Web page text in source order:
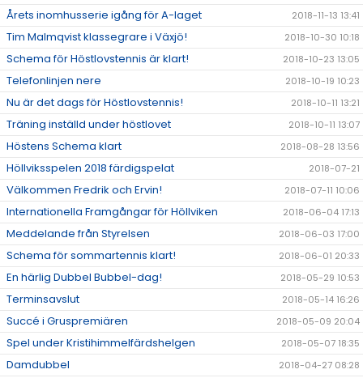
Årets inomhusserie igång för A-laget 2018-11-13 13:41
Tim Malmqvist klassegrare i Växjö! 2018-10-30 10:18
Schema för Höstlovstennis är klart! 2018-10-23 13:05
Telefonlinjen nere 2018-10-19 10:23
Nu är det dags för Höstlovstennis! 2018-10-11 13:21
Träning inställd under höstlovet 2018-10-11 13:07
Höstens Schema klart 2018-08-28 13:56
Höllviksspelen 2018 färdigspelat 2018-07-21
Välkommen Fredrik och Ervin! 2018-07-11 10:06
Internationella Framgångar för Höllviken 2018-06-04 17:13
Meddelande från Styrelsen 2018-06-03 17:00
Schema för sommartennis klart! 2018-06-01 20:33
En härlig Dubbel Bubbel-dag! 2018-05-29 10:53
Terminsavslut 2018-05-14 16:26
Succé i Gruspremiären 2018-05-09 20:04
Spel under Kristihimmelfärdshelgen 2018-05-07 18:35
Damdubbel 2018-04-27 08:28